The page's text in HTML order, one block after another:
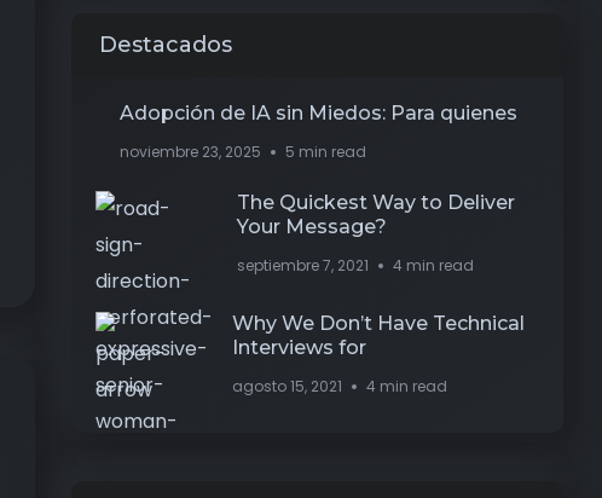
Destacados
Adopción de IA sin Miedos: Para quienes
noviembre 23, 2025 5 min read
The Quickest Way to Deliver
Your Message?
septiembre 7, 2021 4 min read
Why We Don’t Have Technical
Interviews for
agosto 15, 2021 4 min read